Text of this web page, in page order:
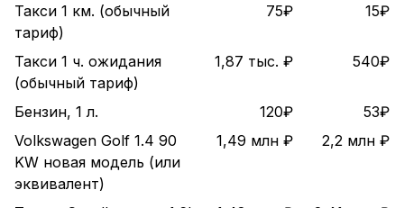
Такси 1 км. (обычный
тариф)
75₽ 15₽
Такси 1 ч. ожидания
(обычный тариф)
1,87 тыс. ₽ 540₽
Бензин, 1 л. 120₽
53₽
Volkswagen Golf 1.4 90
KW новая модель (или
эквивалент)
1,49 млн ₽ 2,2 млн ₽